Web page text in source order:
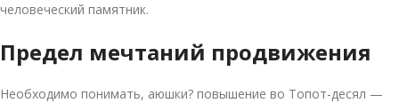
человеческий памятник.
Предел мечтаний продвижения
Необходимо понимать, аюшки? повышение во Топот-десял —